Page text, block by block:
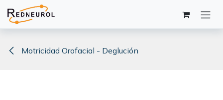
Ir al contenido
Motricidad Orofacial - Deglución